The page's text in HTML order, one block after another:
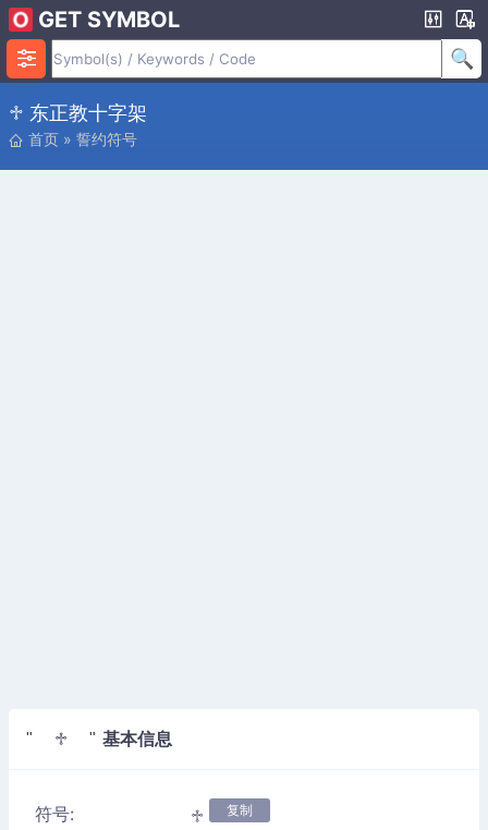
GET SYMBOL
♱ 东正教十字架
首页 » 誓约符号
" ♱ " 基本信息
符号: ♱ 复制